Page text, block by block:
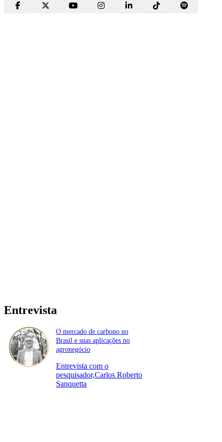
Entrevista
O mercado de carbono no
Brasil e suas aplicações no
agronegócio
Entrevista com o
pesquisador,Carlos Roberto
Sanquetta